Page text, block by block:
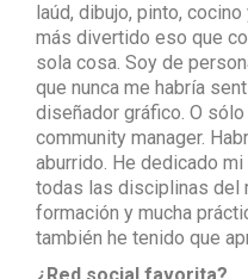
laúd, dibujo, pinto,
más divertido eso que
sola cosa. Soy de
que nunca me habría
diseñador gráfico. O
community manager.
aburrido. He dedicado
todas las disciplinas del
formación y mucha
también he tenido que